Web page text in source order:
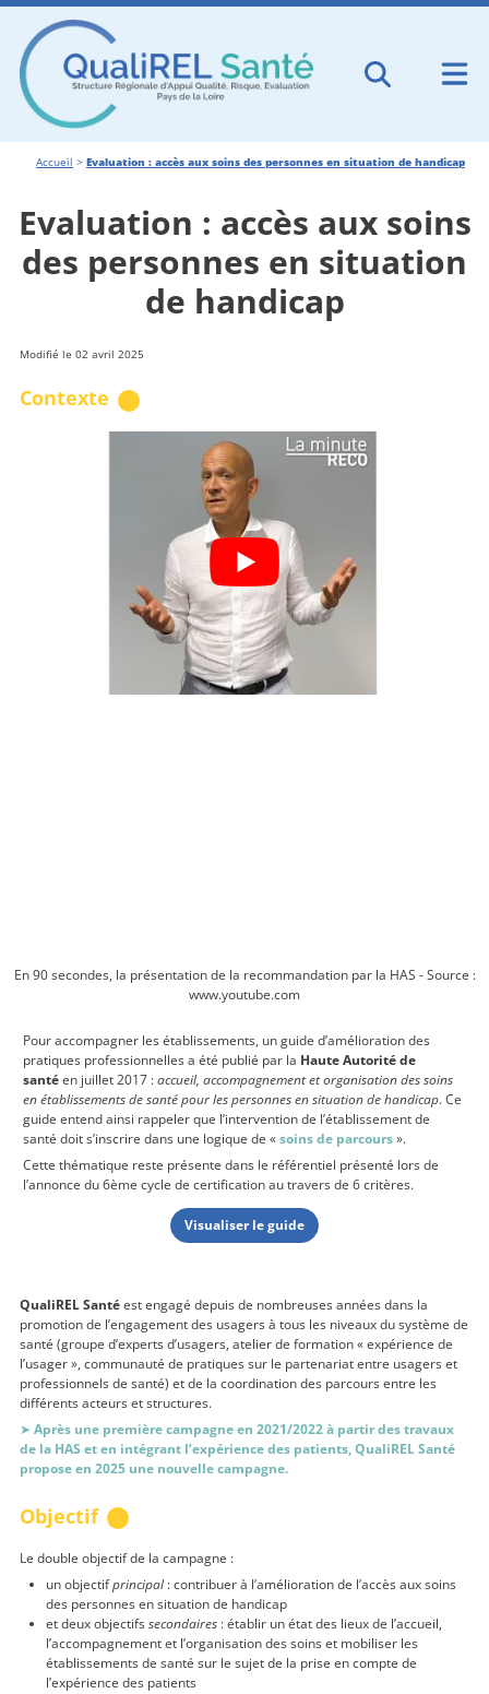
Accueil > Evaluation : accès aux soins des personnes en situation de handicap
Evaluation : accès aux soins
des personnes en situation
de handicap
Modifié le 02 avril 2025
Contexte
Pour accompagner les établissements, un guide d’amélioration des
pratiques professionnelles a été publié par la Haute Autorité de
santéen juillet 2017 :accueil, accompagnement et organisation des soins
en établissements de santé pour les personnes en situation de handicap. Ce
guide entend ainsi rappeler que l’intervention de l’établissement de
santé doit s’inscrire dans une logique de «soins de parcours».
Cette thématique reste présente dans le référentiel présenté lors de
l’annonce du 6ème cycle de certification au travers de 6 critères.
Visualiser le guide
En 90 secondes, la présentation de la recommandation par la HAS - Source :
www.youtube.com
QualiREL Santéest engagé depuis de nombreuses années dans la
promotion de l’engagement des usagers à tous les niveaux du système de
santé (groupe d’experts d’usagers, atelier de formation « expérience de
l’usager », communauté de pratiques sur le partenariat entre usagers et
professionnels de santé) et de la coordination des parcours entre les
différents acteurs et structures.
➤ Après une première campagne en 2021/2022 à partir des travaux
de la HAS et en intégrant l’expérience des patients, QualiREL Santé
propose en 2025 une nouvelle campagne.
Objectif
Le double objectif de la campagne :
un objectifprincipal: contribuer à l’amélioration de l’accès aux soins
des personnes en situation de handicap
et deux objectifssecondaires : établir un état des lieux de l’accueil,
l’accompagnement et l’organisation des soins et mobiliser les
établissements de santé sur le sujet de la prise en compte de
l’expérience des patients